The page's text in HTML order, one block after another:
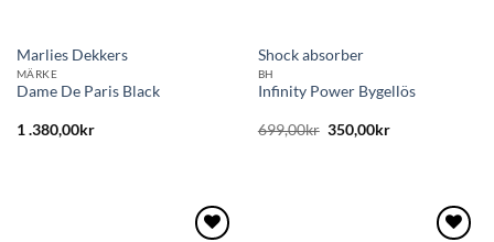
Marlies Dekkers
MÄRKE
Dame De Paris Black
1 .380,00kr
Shock absorber
BH
Infinity Power Bygellös
699,00kr Det
ursprungliga
350,00krDet